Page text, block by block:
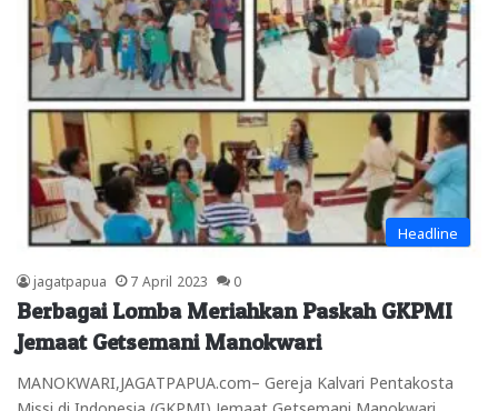
Headline
jagatpapua 7 April 2023 0
Berbagai Lomba Meriahkan Paskah GKPMI
Jemaat Getsemani Manokwari
MANOKWARI,JAGATPAPUA.com– Gereja Kalvari Pentakosta
Missi di Indonesia (GKPMI) Jemaat Getsemani Manokwari